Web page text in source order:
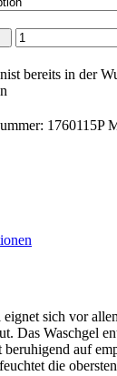
ist bereits in der
1760115P
eignet sich vor
Das Waschgel
auf
die